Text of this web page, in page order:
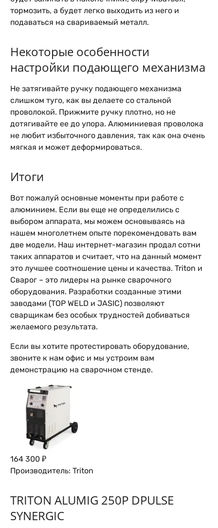
тормозить, а будет легко выходить из него и
подаваться на свариваемый металл.
Некоторые особенности
настройки подающего механизма
Не затягивайте ручку подающего механизма
слишком туго, как вы делаете со стальной
проволокой. Прижмите ручку плотно, но не
дотягивайте ее до упора. Алюминиевая проволока
не любит избыточного давления, так как она очень
мягкая и может деформироваться.
Итоги
Вот пожалуй основные моменты при работе с
алюминием. Если вы еще не определились с
выбором аппарата, мы можем основываясь на
нашем многолетнем опыте порекомендовать вам
две модели. Наш интернет-магазин продал сотни
таких аппаратов и считает, что на данный момент
это лучшее соотношение цены и качества. Triton и
Сварог – это лидеры на рынке сварочного
оборудования. Разработки созданные этими
заводами (TOP WELD и JASIC) позволяют
сварщикам без особых трудностей добиваться
желаемого результата.
Если вы хотите протестировать оборудование,
звоните к нам офис и мы устроим вам
демонстрацию на сварочном стенде.
164 300 ₽
Производитель: Triton
TRITON ALUMIG 250P DPULSE
SYNERGIC